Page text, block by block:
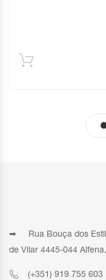
➡ Rua Bouça dos
de Vilar 4445-044
(+351) 919 755 603